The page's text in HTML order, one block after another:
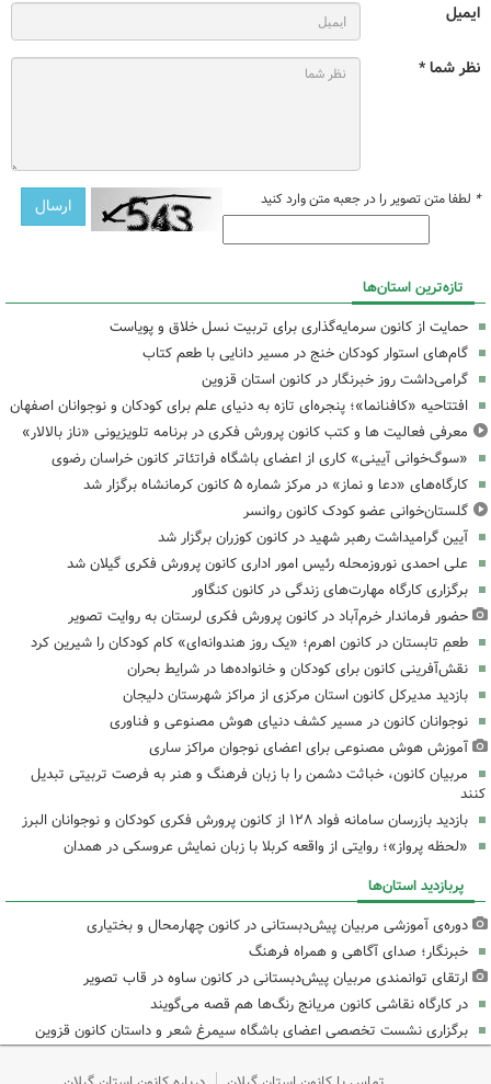
ایمیل
نظر شما *
* لطفا متن تصویر را در جعبه متن وارد کنید
تازه‌ترین استان‌ها
حمایت از کانون سرمایه‌گذاری برای تربیت نسل خلاق و پویاست
گام‌های استوار کودکان خنج در مسیر دانایی با طعم کتاب
گرامی‌داشت روز خبرنگار در کانون استان قزوین
افتتاحیه «کافنانما»؛ پنجره‌ای تازه به دنیای علم برای کودکان و نوجوانان اصفهان
معرفی فعالیت ها و کتب کانون پرورش فکری در برنامه تلویزیونی «ناز بالالار»
«سوگ‌خوانی آیینی» کاری از اعضای باشگاه فراتئاتر کانون خراسان رضوی
کارگاه‌های «دعا و نماز» در مرکز شماره ۵ کانون کرمانشاه برگزار شد
گلستان‌خوانی عضو کودک کانون روانسر
آیین گرامیداشت رهبر شهید در کانون کوزران برگزار شد
علی احمدی نوروزمحله رئیس امور اداری کانون پرورش فکری گیلان شد
برگزاری کارگاه مهارت‌های زندگی در کانون کنگاور
حضور فرماندار خرم‌آباد در کانون پرورش فکری لرستان به روایت تصویر
طعمِ تابستان در کانون اهرم؛ «یک روز هندوانه‌ای» کام کودکان را شیرین کرد
نقش‌آفرینی کانون برای کودکان و خانواده‌ها در شرایط بحران
بازدید مدیرکل کانون استان مرکزی از مراکز شهرستان دلیجان
نوجوانان کانون در مسیر کشف دنیای هوش مصنوعی و فناوری
آموزش هوش مصنوعی برای اعضای نوجوان مراکز ساری
مربیان کانون، خباثت دشمن را با زبان فرهنگ و هنر به فرصت تربیتی تبدیل
کنند
بازدید بازرسان سامانه فواد ۱۲۸ از کانون پرورش فکری کودکان و نوجوانان البرز
«لحظه پرواز»؛ روایتی از واقعه کربلا با زبان نمایش عروسکی در همدان
پربازدید استان‌ها
دوره‌ی آموزشی مربیان پیش‌دبستانی در کانون چهارمحال و بختیاری
خبرنگار؛ صدای آگاهی و همراه فرهنگ
ارتقای توانمندی مربیان پیش‌دبستانی در کانون ساوه در قاب تصویر
در کارگاه نقاشی کانون مریانج رنگ‌ها هم قصه می‌گویند
برگزاری نشست تخصصی اعضای باشگاه سیمرغ شعر و داستان کانون قزوین